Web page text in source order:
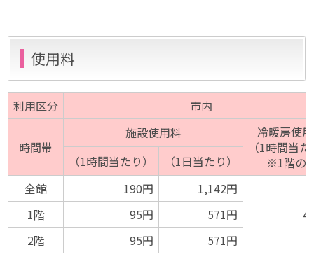
使用料
利用区分 市内
時間帯
施設使用料
冷暖房使
（1時間当
※1階の
（1時間当たり）
（1日当たり）
全館
190円
1,142円
1階 95円
571円
2階
95円 571円